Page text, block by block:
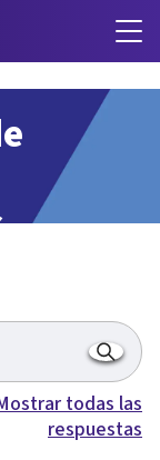
todas las
respuestas